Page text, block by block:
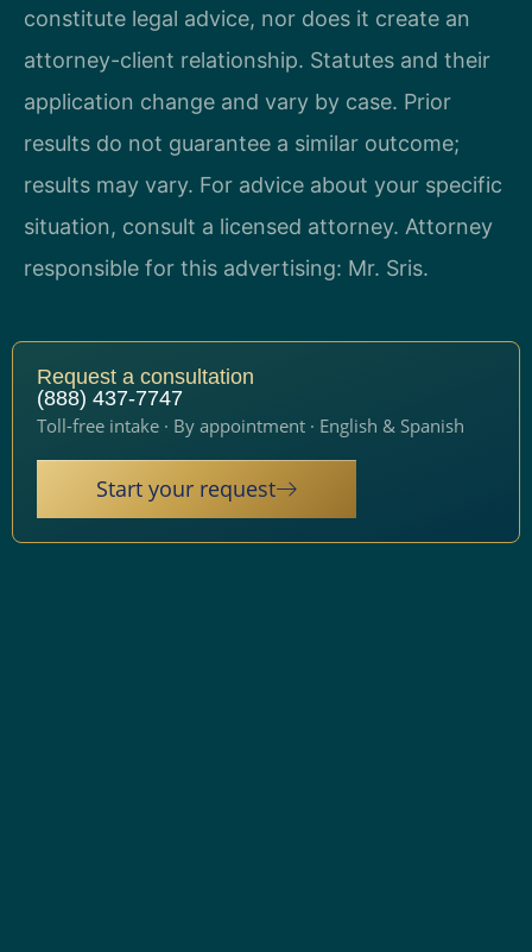
constitute legal advice, nor does it create an
attorney-client relationship. Statutes and their
application change and vary by case. Prior
results do not guarantee a similar outcome;
results may vary. For advice about your specific
situation, consult a licensed attorney. Attorney
responsible for this advertising: Mr. Sris.
Request a consultation
(888) 437-7747
Toll-free intake · By appointment · English & Spanish
Start your request